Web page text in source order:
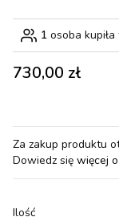
1 osoba
Cena
730,00 zł
Za zakup produktu
Dowiedz się więcej
Ilość